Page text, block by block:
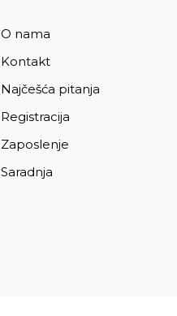
O nama
Kontakt
Najčešća pitanja
Registracija
Zaposlenje
Saradnja